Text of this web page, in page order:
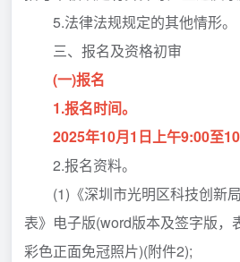
5.法律法规规定的其他情形。
三、报名及资格初审
(一)报名
1.报名时间。
2025年10月1日上午9:00至10
2.报名资料。
(1)《深圳市光明区科技创新
表》电子版(word版本及签字版，
彩色正面免冠照片)(附件2);